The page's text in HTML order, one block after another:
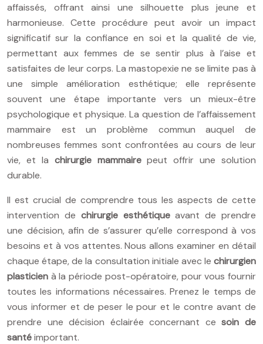
affaissés, offrant ainsi une silhouette plus jeune et
harmonieuse. Cette procédure peut avoir un impact
significatif sur la confiance en soi et la qualité de vie,
permettant aux femmes de se sentir plus à l’aise et
satisfaites de leur corps. La mastopexie ne se limite pas à
une simple amélioration esthétique; elle représente
souvent une étape importante vers un mieux-être
psychologique et physique. La question de l’affaissement
mammaire est un problème commun auquel de
nombreuses femmes sont confrontées au cours de leur
vie, et la chirurgie mammairepeut offrir une solution
durable.
Il est crucial de comprendre tous les aspects de cette
intervention de chirurgie esthétiqueavant de prendre
une décision, afin de s’assurer qu’elle correspond à vos
besoins et à vos attentes. Nous allons examiner en détail
chaque étape, de la consultation initiale avec le chirurgien
plasticien à la période post-opératoire, pour vous fournir
toutes les informations nécessaires. Prenez le temps de
vous informer et de peser le pour et le contre avant de
prendre une décision éclairée concernant cesoin de
santéimportant.